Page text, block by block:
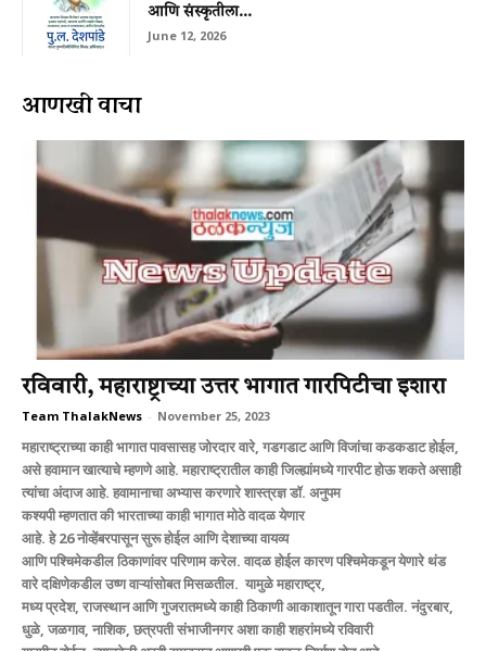
आणि संस्कृतीला...
June 12, 2026
आणखी वाचा
रविवारी, महाराष्ट्राच्या उत्तर भागात गारपिटीचा इशारा
Team ThalakNews - November 25, 2023
महाराष्ट्राच्या काही भागात पावसासह जोरदार वारे, गडगडाट आणि विजांचा कडकडाट होईल,
असे हवामान खात्याचे म्हणणे आहे. महाराष्ट्रातील काही जिल्ह्यांमध्ये गारपीट होऊ शकते असाही
त्यांचा अंदाज आहे. हवामानाचा अभ्यास करणारे शास्त्रज्ञ डॉ. अनुपम
कश्यपी म्हणतात की भारताच्या काही भागात मोठे वादळ येणार
आहे. हे 26 नोव्हेंबरपासून सुरू होईल आणि देशाच्या वायव्य
आणि पश्चिमेकडील ठिकाणांवर परिणाम करेल. वादळ होईल कारण पश्चिमेकडून येणारे थंड
वारे दक्षिणेकडील उष्ण वाऱ्यांसोबत मिसळतील. यामुळे महाराष्ट्र,
मध्य प्रदेश, राजस्थान आणि गुजरातमध्ये काही ठिकाणी आकाशातून गारा पडतील. नंदुरबार,
धुळे, जळगाव, नाशिक, छत्रपती संभाजीनगर अशा काही शहरांमध्ये रविवारी